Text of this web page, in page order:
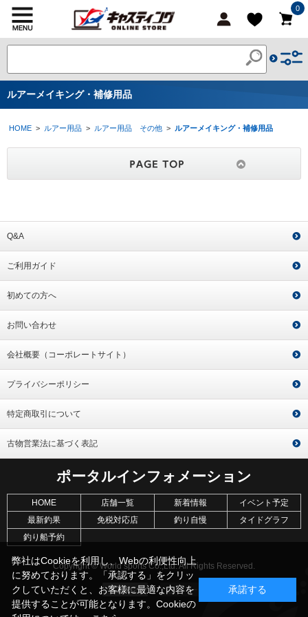
0
ルアーメイキング・補修用品
HOME > ルアー用品 > ルアー用品 その他 > ルアーメイキング・補修用品
Q&A
ご利用ガイド
初めての方へ
お問い合わせ
会社概要（コーポレートサイト）
プライバシーポリシー
特定商取引について
古物営業法に基づく表記
ポータルインフォメーション
HOME 店舗一覧 新着情報
イベント予定
最新釣果
免税対応店 釣り自慢
タイドグラフ
釣り船予約
Copyright © World sports Co.,Ltd. All Rights Reserved.
弊社はCookieを利用し、Webの利便性向上
に努めております。「承認する」をクリッ
クしていただくと、お客様に最適な内容を
提供することが可能となります。Cookieの
承諾する